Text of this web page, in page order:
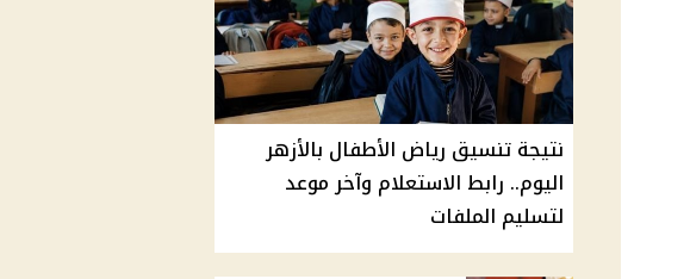
نتيجة تنسيق رياض الأطفال بالأزهر
اليوم.. رابط الاستعلام وآخر موعد
لتسليم الملفات